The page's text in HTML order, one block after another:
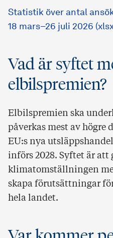
Statistik över antal
18 mars–26 juli 2026
Vad är syftet
elbilspremien?
Elbilspremien ska
påverkas mest av högre
EU:s nya
införs 2028. Syftet är att
klimatomställningen
skapa förutsättningar
hela landet.